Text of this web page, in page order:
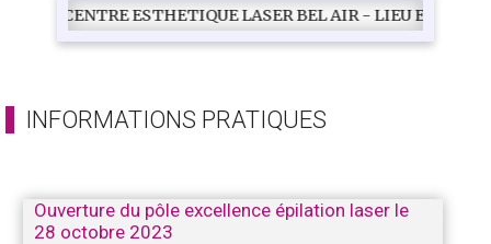
ESTHETIQUE LASER BEL AIR - LIEU EXERCICE
INFORMATIONS PRATIQUES
Ouverture du pôle excellence épilation laser le
28 octobre 2023